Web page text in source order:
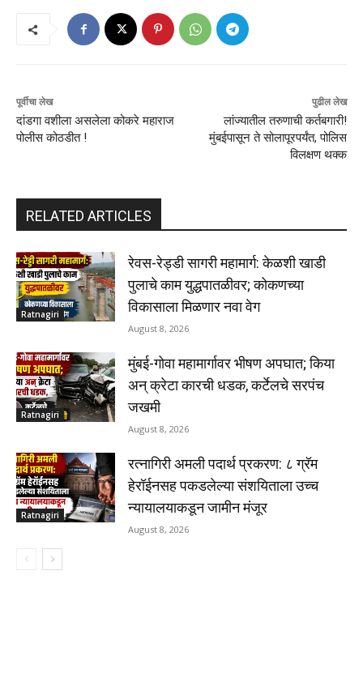
पूर्वीचा लेख
दांडगा वशीला असलेला कोकरे महाराज
पोलीस कोठडीत !
पुढील लेख
लांज्यातील तरुणाची कर्तबगारी!
मुंबईपासून ते सोलापूरपर्यंत, पोलिस
विलक्षण थक्क
RELATED ARTICLES
Ratnagiri
रेवस-रेड्डी सागरी महामार्ग: केळशी खाडी
पुलाचे काम युद्धपातळीवर; कोकणच्या
विकासाला मिळणार नवा वेग
August 8, 2026
Ratnagiri
मुंबई-गोवा महामार्गावर भीषण अपघात; किया
अन् क्रेटा कारची धडक, कर्टेलचे सरपंच
जखमी
August 8, 2026
Ratnagiri
रत्नागिरी अमली पदार्थ प्रकरण: ८ ग्रॅम
हेरॉईनसह पकडलेल्या संशयिताला उच्च
न्यायालयाकडून जामीन मंजूर
August 8, 2026